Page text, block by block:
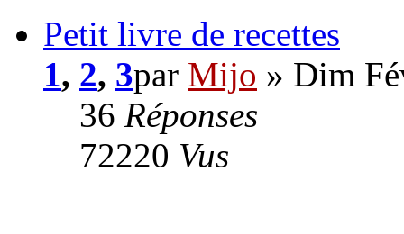
Petit livre de recettes
1, 2, 3par Mijo » Dim
36 Réponses
72220 Vus